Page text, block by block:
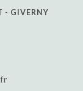
- GIVERNY